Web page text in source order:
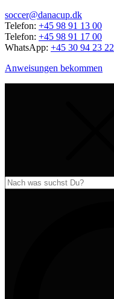
soccer@danacup.dk
Telefon: +45 98 91 13 00
Telefon: +45 98 91 17 00
WhatsApp: +45 30 94 23 22
Anweisungen bekommen